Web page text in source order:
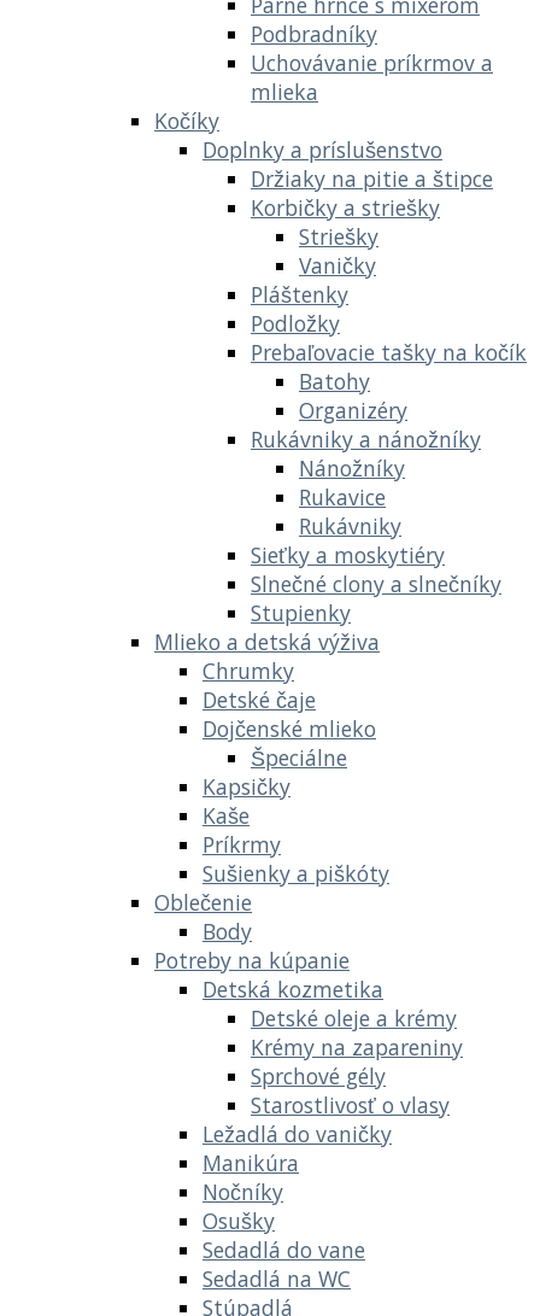
Podbradníky
Uchovávanie príkrmov a
mlieka
Kočíky
Doplnky a príslušenstvo
Držiaky na pitie a štipce
Korbičky a striešky
Striešky
Vaničky
Pláštenky
Podložky
Prebaľovacie tašky na kočík
Batohy
Organizéry
Rukávniky a nánožníky
Nánožníky
Rukavice
Rukávniky
Sieťky a moskytiéry
Slnečné clony a slnečníky
Stupienky
Mlieko a detská výživa
Chrumky
Detské čaje
Dojčenské mlieko
Špeciálne
Kapsičky
Kaše
Príkrmy
Sušienky a piškóty
Oblečenie
Body
Potreby na kúpanie
Detská kozmetika
Detské oleje a krémy
Krémy na zapareniny
Sprchové gély
Starostlivosť o vlasy
Ležadlá do vaničky
Manikúra
Nočníky
Osušky
Sedadlá do vane
Sedadlá na WC
Stúpadlá